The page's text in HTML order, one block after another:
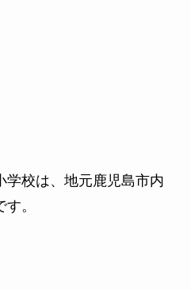
学校は、地元鹿児島市内
。